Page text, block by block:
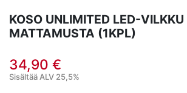
KOSO UNLIMITED LED-VILKKU
MATTAMUSTA (1KPL)
34,90 €
Sisältää ALV 25,5%